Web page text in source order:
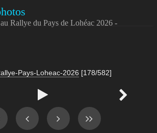
Rallye du Pays de Lohéac 2026 -
Pays-Loheac-2026 [178/582]
 